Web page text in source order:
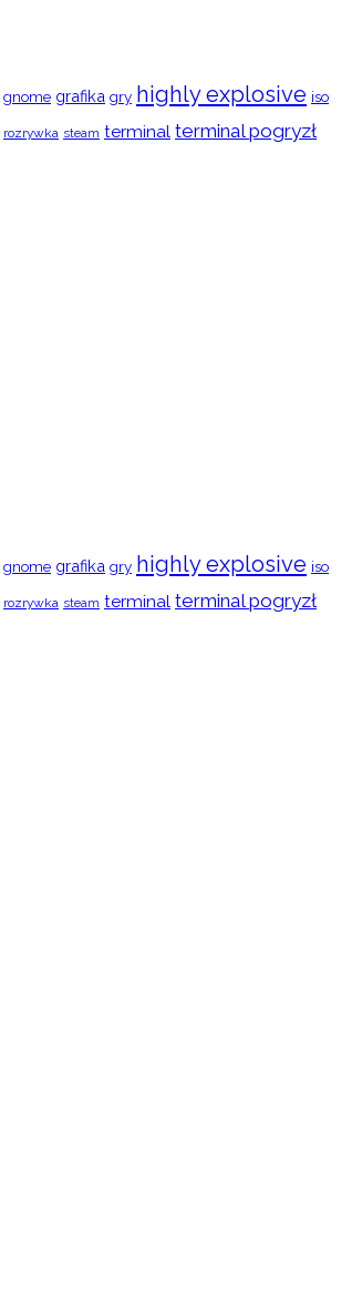
gnome grafika gry highly explosive iso
rozrywka steam terminal terminal pogryzł
gnome grafika gry highly explosive iso
rozrywka steam terminal terminal pogryzł